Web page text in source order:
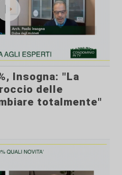
Insogna: "La
delle
totalmente"